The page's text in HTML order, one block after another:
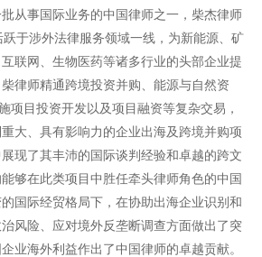
从事国际业务的中国律师之一，柴杰律师
于涉外法律服务领域一线，为新能源、矿
联网、生物医药等诸多行业的头部企业提
律师精通跨境投资并购、能源与自然资
项目投资开发以及项目融资等复杂交易，
大、具有影响力的企业出海及跨境并购项
现了其丰沛的国际谈判经验和卓越的跨文
够在此类项目中胜任牵头律师角色的中国
国际经贸格局下，在协助出海企业识别和
风险、应对境外反垄断调查方面做出了突
业海外利益作出了中国律师的卓越贡献。